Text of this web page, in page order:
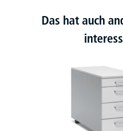
Das hat auch